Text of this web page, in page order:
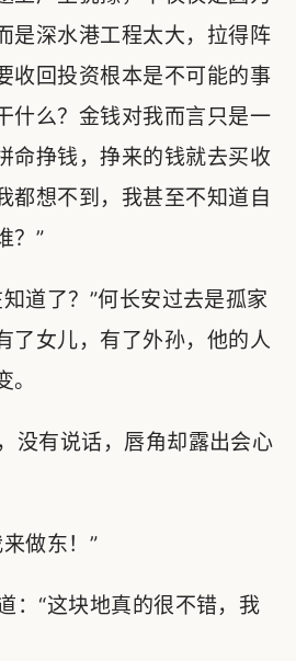
是深水港工程太大，拉得阵
收回投资根本是不可能的事
什么？金钱对我而言只是一
命挣钱，挣来的钱就去买收
都想不到，我甚至不知道自
？”
道了？”何长安过去是孤家
了女儿，有了外孙，他的人
没有说话，唇角却露出会心
做东！”
：“这块地真的很不错，我